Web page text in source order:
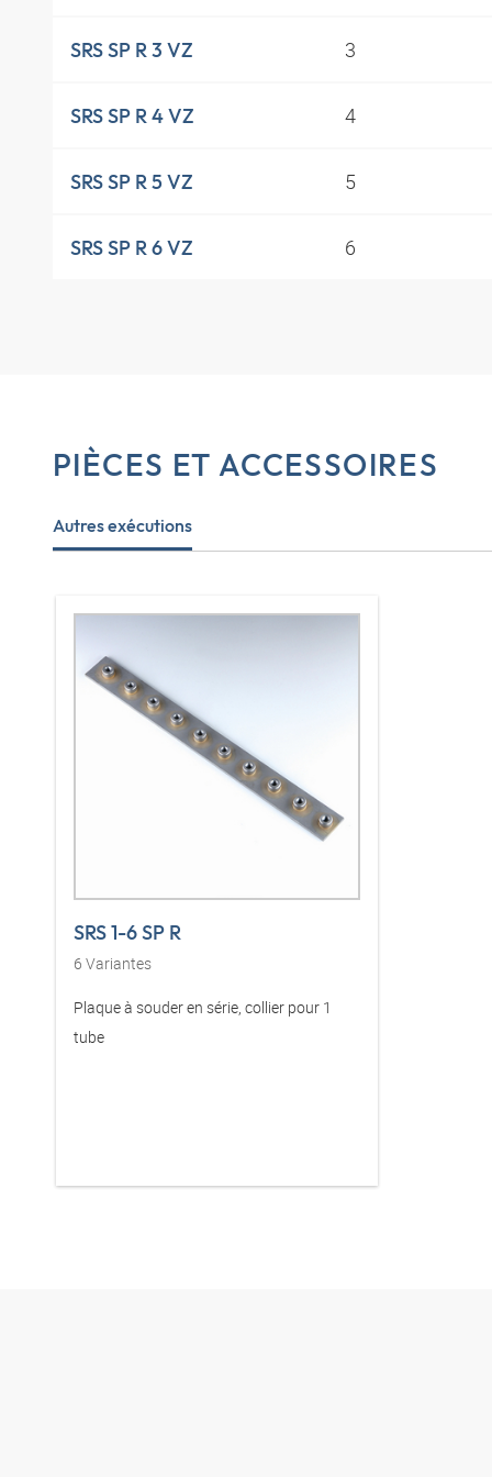
SRS SP R 3 VZ 3
SRS SP R 4 VZ 4
SRS SP R 5 VZ 5
SRS SP R 6 VZ 6
PIÈCES ET ACCESSOIRES
Autres exécutions
SRS 1-6 SP R
6 Variantes
Plaque à souder en série, collier pour 1
tube